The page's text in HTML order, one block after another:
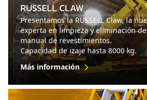
RUSSELL CLAW
Presentamos la RUSSELL Claw, la
experta en limpieza y eliminación
manual de revestimientos.
Capacidad de izaje hasta 8000 kg.
Más información